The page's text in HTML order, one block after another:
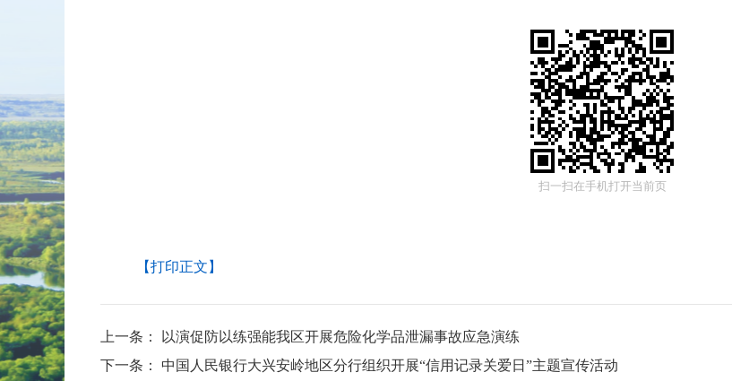
扫一扫在手机打开当前页
【打印正文】
上一条：
以演促防以练强能我区开展危险化学品泄漏事故应急演练
下一条：
中国人民银行大兴安岭地区分行组织开展“信用记录关爱日”主题宣传活动